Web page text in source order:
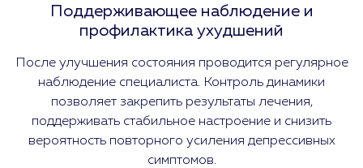
Поддерживающее наблюдение и
профилактика ухудшений
После улучшения состояния проводится регулярное
наблюдение специалиста. Контроль динамики
позволяет закрепить результаты лечения,
поддерживать стабильное настроение и снизить
вероятность повторного усиления депрессивных
симптомов.